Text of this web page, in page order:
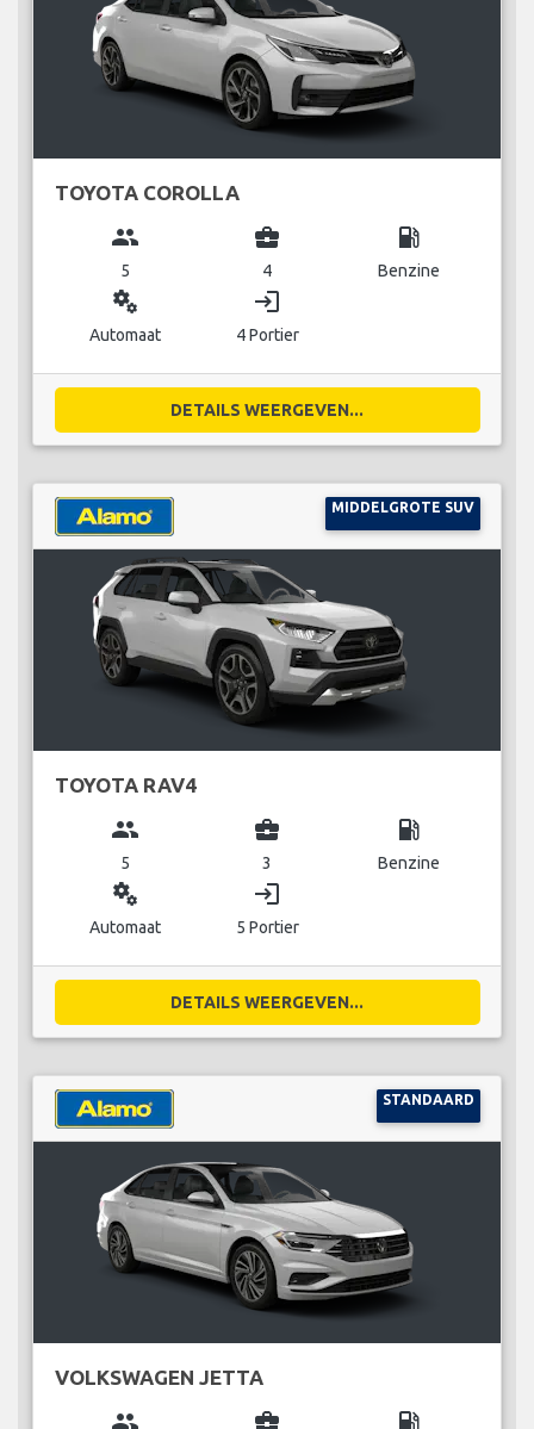
TOYOTA COROLLA
group
5
business_center
4
local_gas_station
Benzine
miscellaneous_services
Automaat
login
4 Portier
DETAILS WEERGEVEN...
MIDDELGROTE SUV
TOYOTA RAV4
group
5
business_center
3
local_gas_station
Benzine
miscellaneous_services
Automaat
login
5 Portier
DETAILS WEERGEVEN...
STANDAARD
VOLKSWAGEN JETTA
group business_center local_gas_station